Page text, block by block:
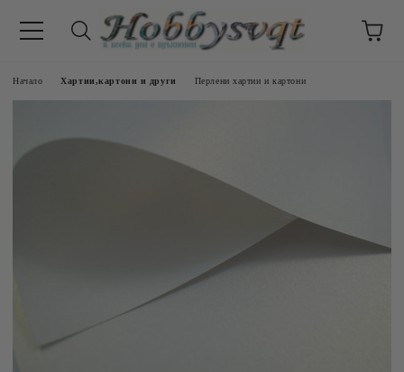
Начало Хартии,картони и други Перлени хартии и картони